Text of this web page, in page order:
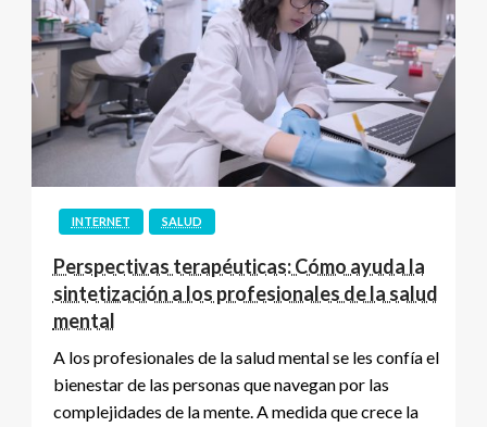
INTERNET SALUD
Perspectivas terapéuticas: Cómo ayuda la
sintetización a los profesionales de la salud
mental
A los profesionales de la salud mental se les confía el
bienestar de las personas que navegan por las
complejidades de la mente. A medida que crece la